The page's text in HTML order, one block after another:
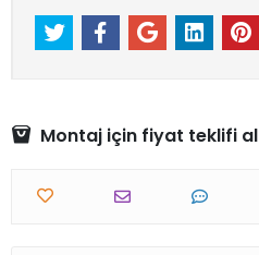
Montaj için fiyat teklifi al